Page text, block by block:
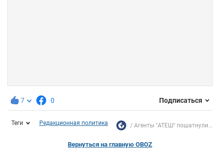
7 0 Подписаться
Теги Редакционная политика Агенты "АТЕШ" пошатнули...
Вернуться на главную OBOZ